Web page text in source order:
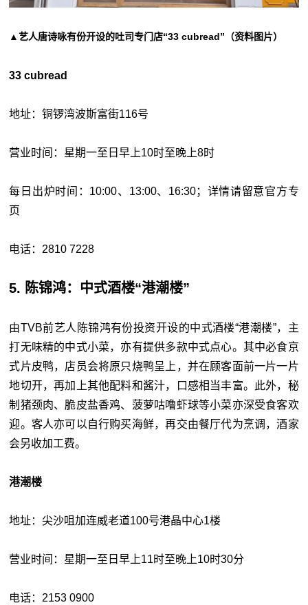
▲艺人唐诗咏有份开设的吐司专门店“33 cubread”（资料图片）
33 cubread
地址：铜锣湾波斯富街116号
营业时间：星期一至日早上10时至晚上8时
每日出炉时间：10:00、13:00、16:30；详情请留意官方专
页
电话：2810 7228
5. 陈锦鸿：中式酒楼“港潮楼”
由TVB前艺人陈锦鸿有份投资开设的中式酒楼“港潮楼”，主
打无味精的中式小菜，亦有提供多款中式点心。其中必食京
式片皮鸭，店员会将原只烧鸭呈上，并在顾客面前一片一片
地切开，再加上其他配料和酱汁，口感相当丰富。此外，秘
制猪颈肉、脆皮盐香鸡、菠萝咕噜虾球等小菜亦深受食客欢
迎。客人亦可以自行购买海鲜，再交由餐厅代为烹调，酒家
会另收加工费。
港潮楼
地址：尖沙咀加连威老道100号港晶中心1楼
营业时间：星期一至日早上11时至晚上10时30分
电话：2153 0900